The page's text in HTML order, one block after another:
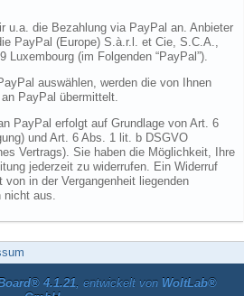
u.a. die Bezahlung via PayPal an. Anbieter
PayPal (Europe) S.à.r.l. et Cie, S.C.A.,
Luxembourg (im Folgenden “PayPal”).
auswählen, werden die von Ihnen
PayPal übermittelt.
PayPal erfolgt auf Grundlage von Art. 6
und Art. 6 Abs. 1 lit. b DSGVO
Vertrags). Sie haben die Möglichkeit, Ihre
jederzeit zu widerrufen. Ein Widerruf
in der Vergangenheit liegenden
aus.
4.1.21, entwickelt von WoltLab®